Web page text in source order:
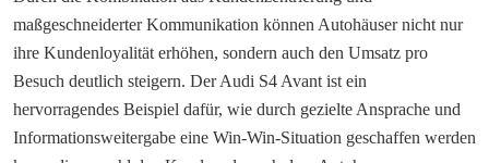
maßgeschneiderter Kommunikation können Autohäuser nicht nur
ihre Kundenloyalität erhöhen, sondern auch den Umsatz pro
Besuch deutlich steigern. Der Audi S4 Avant ist ein
hervorragendes Beispiel dafür, wie durch gezielte Ansprache und
Informationsweitergabe eine Win-Win-Situation geschaffen werden